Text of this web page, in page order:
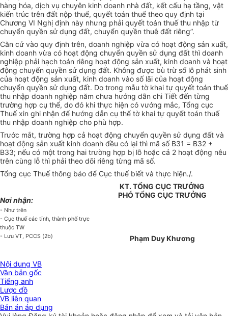
hàng hóa, dịch vụ chuyên kinh doanh nhà đất, kết cấu hạ tầng, vật
kiến trúc trên đất nộp thuế, quyết toán thuế theo quy định tại
Chương VI Nghị định này nhưng phải quyết toán thuế thu nhập từ
chuyển quyền sử dụng đất, chuyển quyền thuê đất riêng”.
Căn cứ vào quy định trên, doanh nghiệp vừa có hoạt động sản xuất,
kinh doanh vừa có hoạt động chuyển quyền sử dụng đất thì doanh
nghiệp phải hạch toán riêng hoạt động sản xuất, kinh doanh và hoạt
động chuyển quyền sử dụng đất. Không được bù trừ số lỗ phát sinh
của hoạt động sản xuất, kinh doanh vào số lãi của hoạt động
chuyển quyền sử dụng đất. Do trong mẫu tờ khai tự quyết toán thuế
thu nhập doanh nghiệp năm chưa hướng dẫn chi Tiết đến từng
trường hợp cụ thể, do đó khi thực hiện có vướng mắc, Tổng cục
Thuế xin ghi nhận để hướng dẫn cụ thể tờ khai tự quyết toán thuế
thu nhập doanh nghiệp cho phù hợp.
Trước mắt, trường hợp cả hoạt động chuyển quyền sử dụng đất và
hoạt động sản xuất kinh doanh đều có lại thì mã số B31 = B32 +
B33; nếu có một trong hai trường hợp bị lỗ hoặc cả 2 hoạt động nêu
trên cùng lỗ thì phải theo dõi riêng từng mã số.
Tổng cục Thuế thông báo để Cục thuế biết và thực hiện./.
Nơi nhận:
- Như trên
- Cục thuế các tỉnh, thành phố trực
thuộc TW
- Lưu VT, PCCS (2b)
KT. TỔNG CỤC TRƯỞNG
PHÓ TỔNG CỤC TRƯỞNG
Phạm Duy Khương
Nội dung VB
Văn bản gốc
Tiếng anh
Lược đồ
VB liên quan
Bản án áp dụng